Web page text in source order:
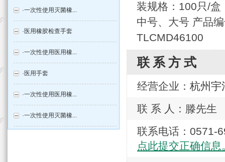
装规格：100只/
中号、大号 产品
TLCMD46100
联系方式
经营企业： 杭州宇
联 系 人：滕先生
联系电话：
点此提交正确信息
·一次性使用灭菌橡...
· 医用橡胶检查手套
·一次性使用医用橡...
· 医用手套
·一次性使用医用橡...
·一次性使用灭菌橡...